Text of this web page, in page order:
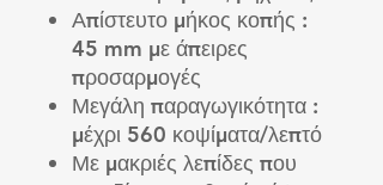
Απίστευτο μήκος κοπής :
45 mm με άπειρες
προσαρμογές
Μεγάλη παραγωγικότητα :
μέχρι 560 κοψίματα/λεπτό
Με μακριές λεπίδες που